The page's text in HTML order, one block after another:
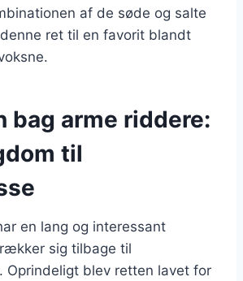
af de søde og salte
ret til en favorit blandt
bag arme riddere:
til
en lang og interessant
sig tilbage til
Oprindeligt blev retten lavet for